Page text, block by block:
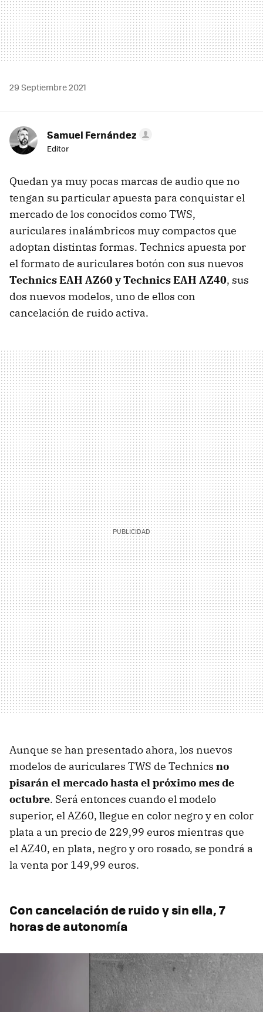
29 Septiembre 2021
Samuel Fernández
Editor
Quedan ya muy pocas marcas de audio que no
tengan su particular apuesta para conquistar el
mercado de los conocidos como TWS,
auriculares inalámbricos muy compactos que
adoptan distintas formas. Technics apuesta por
el formato de auriculares botón con sus nuevos
Technics EAH AZ60 y Technics EAH AZ40, sus
dos nuevos modelos, uno de ellos con
cancelación de ruido activa.
Aunque se han presentado ahora, los nuevos
modelos de auriculares TWS de Technics no
pisarán el mercado hasta el próximo mes de
octubre. Será entonces cuando el modelo
superior, el AZ60, llegue en color negro y en color
plata a un precio de 229,99 euros mientras que
el AZ40, en plata, negro y oro rosado, se pondrá a
la venta por 149,99 euros.
Con cancelación de ruido y sin ella, 7
horas de autonomía